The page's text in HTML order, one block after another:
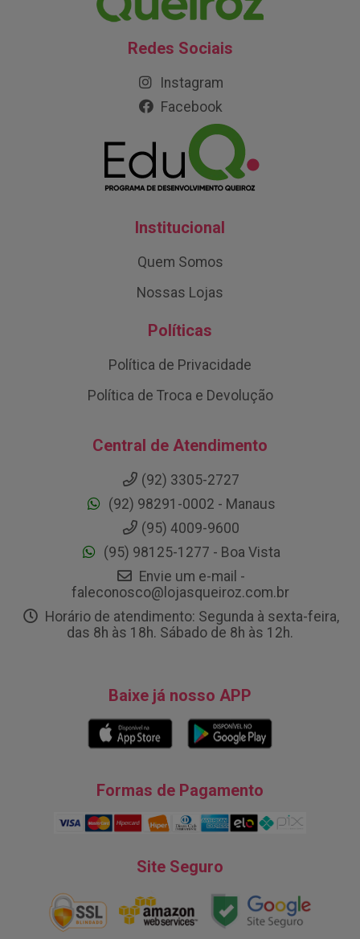
Redes Sociais
Instagram
Facebook
Institucional
Quem Somos
Nossas Lojas
Políticas
Política de Privacidade
Política de Troca e Devolução
Central de Atendimento
(92) 3305-2727
(92) 98291-0002 - Manaus
(95) 4009-9600
(95) 98125-1277 - Boa Vista
Envie um e-mail -
faleconosco@lojasqueiroz.com.br
Horário de atendimento: Segunda à sexta-feira,
das 8h às 18h. Sábado de 8h às 12h.
Baixe já nosso APP
Formas de Pagamento
Site Seguro